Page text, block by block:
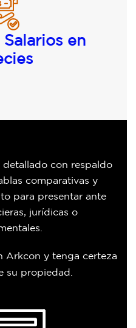
en
con respaldo
comparativas y
para presentar ante
jurídicas o
Arkcon y tenga certeza
su propiedad.